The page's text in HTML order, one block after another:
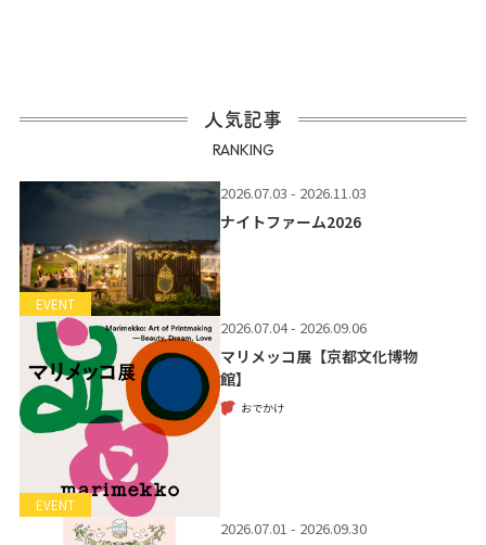
人気記事
RANKING
EVENT
2026.07.03 - 2026.11.03
ナイトファーム2026
EVENT
2026.07.04 - 2026.09.06
マリメッコ展【京都文化博物
館】
おでかけ
2026.07.01 - 2026.09.30